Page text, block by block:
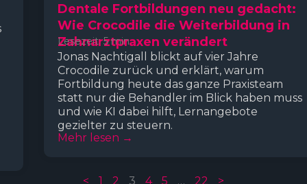
Dentale Fortbildungen neu gedacht:
Wie Crocodile die Weiterbildung in
Zahnarztpraxen verändert
Lesezeit: 5 min
Jonas Nachtigall blickt auf vier Jahre
Crocodile zurück und erklärt, warum
Fortbildung heute das ganze Praxisteam
statt nur die Behandler im Blick haben muss
und wie KI dabei hilft, Lernangebote
gezielter zu steuern.
Mehr lesen →
<
e
1
e
2
e
3
e
4
e
5 …
e
22 >